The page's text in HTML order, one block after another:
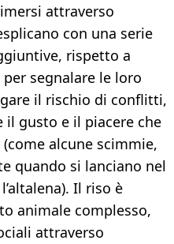
attraverso
con una serie
rispetto a
per segnalare le loro
il rischio di conflitti,
il gusto e il piacere che
alcune scimmie,
quando si lanciano nel
Il riso è
animale complesso,
attraverso